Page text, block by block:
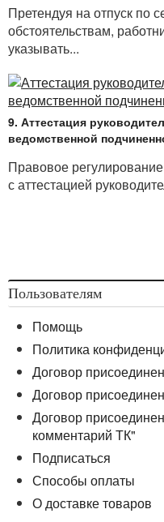
Претендуя на отпуск по
обстоятельствам,
указывать...
9. Аттестация
ведомственной
Правовое
с аттестацией
Пользователям
Помощь
Политика
Договор
Договор
Договор
комментарий ТК"
Подписаться
Способы оплаты
О доставке товаров